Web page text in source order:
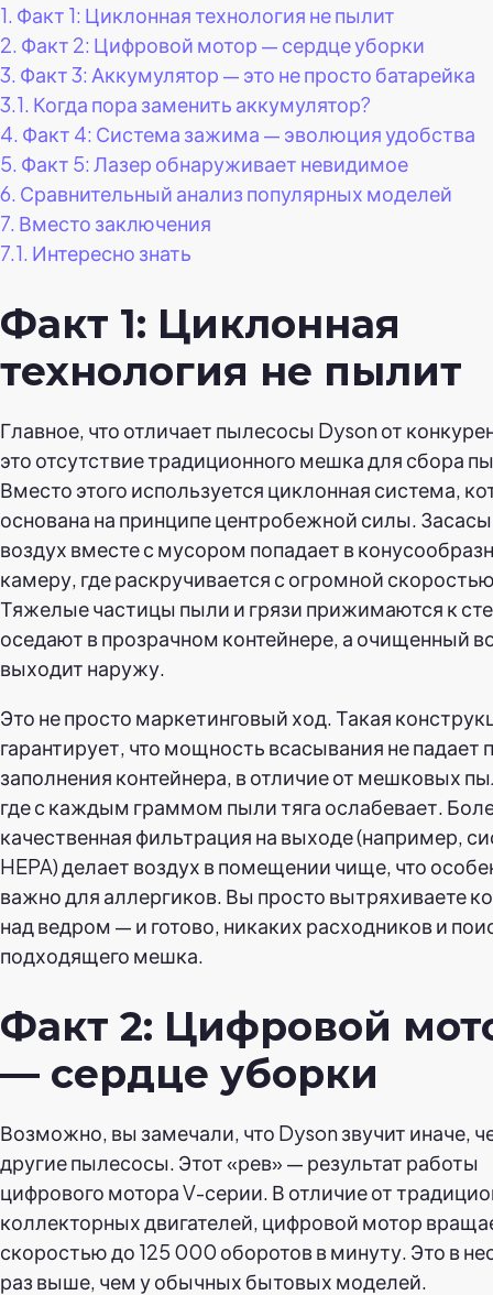
1. Факт 1: Циклонная технология не пылит
2. Факт 2: Цифровой мотор — сердце уборки
3. Факт 3: Аккумулятор — это не просто батарейка
3.1. Когда пора заменить аккумулятор?
4. Факт 4: Система зажима — эволюция удобства
5. Факт 5: Лазер обнаруживает невидимое
6. Сравнительный анализ популярных моделей
7. Вместо заключения
7.1. Интересно знать
Факт 1: Циклонная
технология не пылит
Главное, что отличает пылесосы Dyson от
это отсутствие традиционного мешка для сбора
Вместо этого используется циклонная система,
основана на принципе центробежной силы.
воздух вместе с мусором попадает в
камеру, где раскручивается с огромной
Тяжелые частицы пыли и грязи прижимаются к
оседают в прозрачном контейнере, а очищенный
выходит наружу.
Это не просто маркетинговый ход. Такая
гарантирует, что мощность всасывания не падает
заполнения контейнера, в отличие от мешковых
где с каждым граммом пыли тяга ослабевает.
качественная фильтрация на выходе (например,
HEPA) делает воздух в помещении чище, что
важно для аллергиков. Вы просто вытряхиваете
над ведром — и готово, никаких расходников и
подходящего мешка.
Факт 2: Цифровой
— сердце уборки
Возможно, вы замечали, что Dyson звучит иначе,
другие пылесосы. Этот «рев» — результат работы
цифрового мотора V-серии. В отличие от
коллекторных двигателей, цифровой мотор
скоростью до 125 000 оборотов в минуту. Это в
раз выше, чем у обычных бытовых моделей.